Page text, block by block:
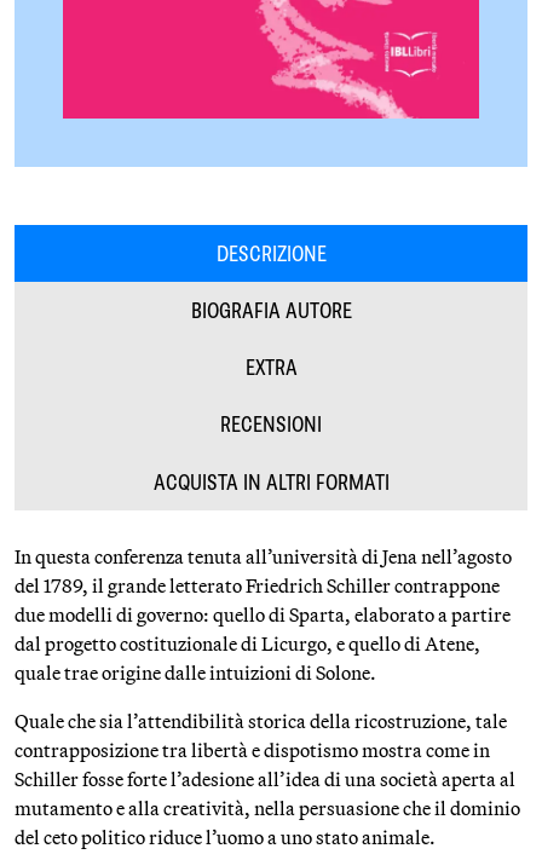
DESCRIZIONE
BIOGRAFIA AUTORE
EXTRA
RECENSIONI
ACQUISTA IN ALTRI FORMATI
In questa conferenza tenuta all’università di Jena nell’agosto
del 1789, il grande letterato Friedrich Schiller contrappone
due modelli di governo: quello di Sparta, elaborato a partire
dal progetto costituzionale di Licurgo, e quello di Atene,
quale trae origine dalle intuizioni di Solone.
Quale che sia l’attendibilità storica della ricostruzione, tale
contrapposizione tra libertà e dispotismo mostra come in
Schiller fosse forte l’adesione all’idea di una società aperta al
mutamento e alla creatività, nella persuasione che il dominio
del ceto politico riduce l’uomo a uno stato animale.